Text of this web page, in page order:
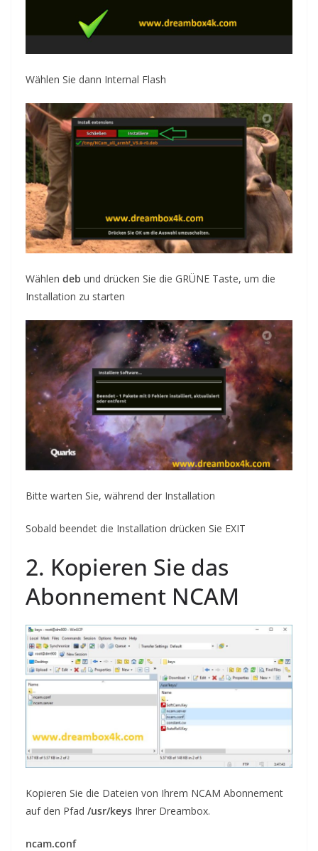
Wählen Sie dann Internal Flash
Wählen deb und drücken Sie die GRÜNE Taste, um die
Installation zu starten
Bitte warten Sie, während der Installation
Sobald beendet die Installation drücken Sie EXIT
2. Kopieren Sie das
Abonnement NCAM
Kopieren Sie die Dateien von Ihrem NCAM Abonnement
auf den Pfad /usr/keys Ihrer Dreambox.
ncam.conf